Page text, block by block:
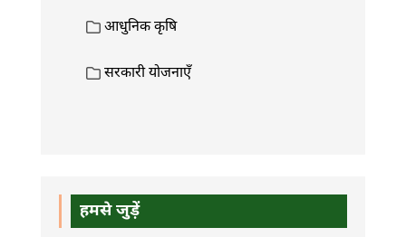
आधुनिक कृषि
सरकारी योजनाएँ
हमसे जुड़ें